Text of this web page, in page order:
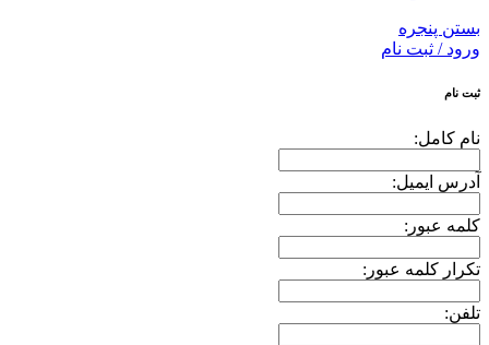
بستن پنجره
ورود / ثبت نام
ثبت نام
نام کامل:
آدرس ایمیل:
کلمه عبور:
تکرار کلمه عبور:
تلفن: